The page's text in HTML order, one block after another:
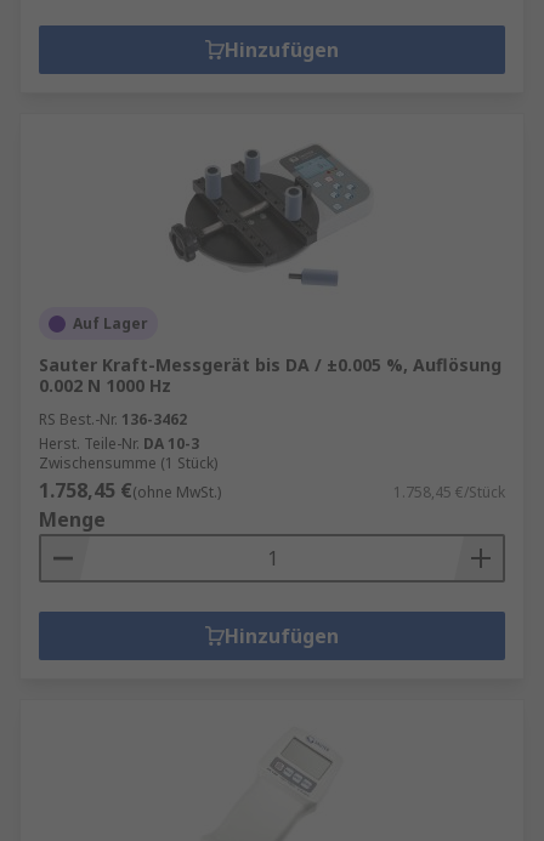
Hinzufügen
Auf Lager
Sauter Kraft-Messgerät bis DA / ±0.005 %, Auflösung
0.002 N 1000 Hz
RS Best.-Nr. 136-3462
Herst. Teile-Nr. DA 10-3
Zwischensumme (1 Stück)
1.758,45 €(ohne MwSt.) 1.758,45 €/Stück
Menge
Hinzufügen